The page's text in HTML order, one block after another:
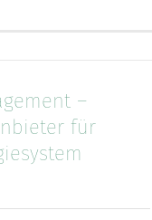
–
für